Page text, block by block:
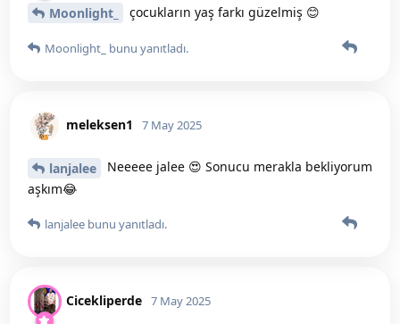
Moonlight_ çocukların yaş farkı güzelmiş 😊
Moonlight_ bunu yanıtladı.
meleksen1 7 May 2025
lanjalee
Neeeee jalee 😍 Sonucu merakla bekliyorum
aşkım😂
lanjalee bunu yanıtladı.
Cicekliperde 7 May 2025